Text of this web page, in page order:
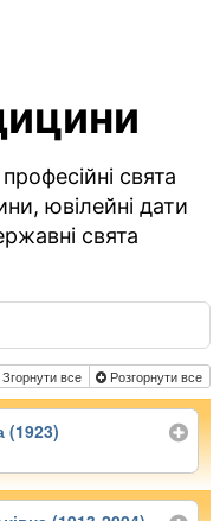
свята
ювілейні дати
свята
все Розгорнути все
(1923)